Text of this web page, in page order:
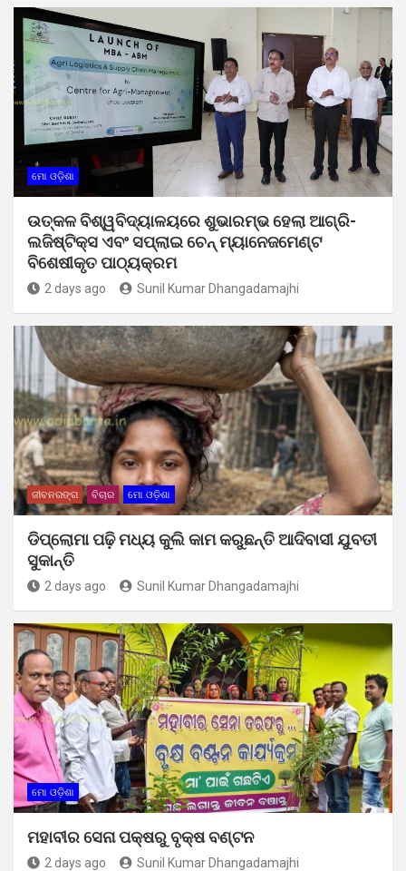
ମୋ ଓଡ଼ିଶା
ଉତ୍କଳ ବିଶ୍ୱବିଦ୍ୟାଳୟରେ ଶୁଭାରମ୍ଭ ହେଲା ଆଗ୍ରି-
ଲଜିଷ୍ଟିକ୍ସ ଏବଂ ସପ୍ଲାଇ ଚେନ୍ ମ୍ୟାନେଜମେଣ୍ଟ
ବିଶେଷୀକୃତ ପାଠ୍ୟକ୍ରମ
2 days ago Sunil Kumar Dhangadamajhi
ଜୀବନରଙ୍ଗ ବିଚାର ମୋ ଓଡ଼ିଶା
ଡିପ୍ଲୋମା ପଢ଼ି ମଧ୍ୟ କୁଲି କାମ କରୁଛନ୍ତି ଆଦିବାସୀ ଯୁବତୀ
ସୁକାନ୍ତି
2 days ago Sunil Kumar Dhangadamajhi
ମୋ ଓଡ଼ିଶା
ମହାବୀର ସେନା ପକ୍ଷରୁ ବୃକ୍ଷ ବଣ୍ଟନ
2 days ago Sunil Kumar Dhangadamajhi